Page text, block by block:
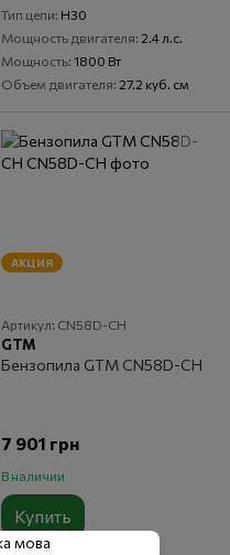
Тип цепи H30
Мощность двигателя 2.4 л.с.
Мощность 1800 Вт
Объем двигателя 27.2 куб. см
АКЦИЯ
Артикул: CN58D-CH
GTM
Бензопила GTM CN58D-CH
7 901 грн
В наличии
Купить